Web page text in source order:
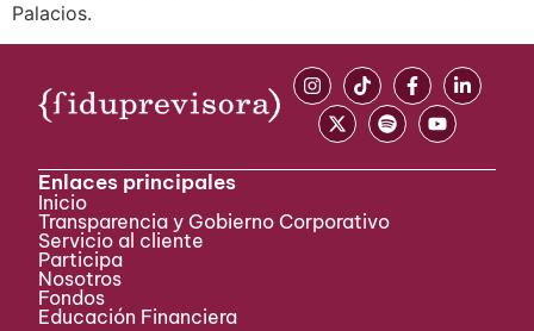
Palacios.
Enlaces principales
Inicio
Transparencia y Gobierno Corporativo
Servicio al cliente
Participa ​
Nosotros
Fondos
Educación Financiera